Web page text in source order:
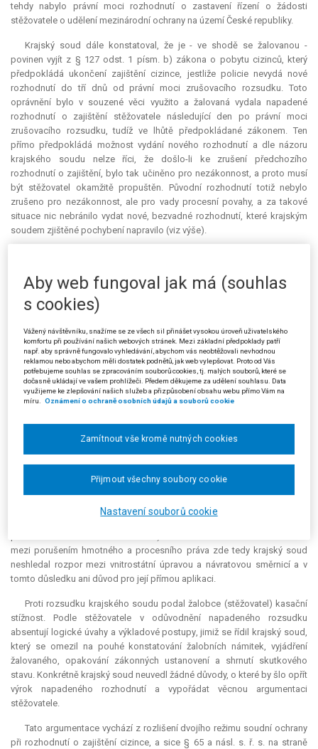
tehdy nabylo právní moci rozhodnutí o zastavení řízení o žádosti
stěžovatele o udělení mezinárodní ochrany na území České republiky.
Krajský soud dále konstatoval, že je - ve shodě se žalovanou -
povinen vyjít z § 127 odst. 1 písm. b) zákona o pobytu cizinců, který
předpokládá ukončení zajištění cizince, jestliže policie nevydá nové
rozhodnutí do tří dnů od právní moci zrušovacího rozsudku. Toto
oprávnění bylo v souzené věci využito a žalovaná vydala napadené
rozhodnutí o zajištění stěžovatele následující den po právní moci
zrušovacího rozsudku, tudíž ve lhůtě předpokládané zákonem. Ten
přímo předpokládá možnost vydání nového rozhodnutí a dle názoru
krajského soudu nelze říci, že došlo-li ke zrušení předchozího
rozhodnutí o zajištění, bylo tak učiněno pro nezákonnost, a proto musí
být stěžovatel okamžitě propuštěn. Původní rozhodnutí totiž nebylo
zrušeno pro nezákonnost, ale pro vady procesní povahy, a za takové
situace nic nebránilo vydat nové, bezvadné rozhodnutí, které krajským
soudem zjištěné pochybení napravilo (viz výše).
dvou skupin. Rozhodnutí lze zrušit jednak pro nezákonnost, jednak pro
procesní vady. Nezákonností je nutno rozumět porušení hmotněprávních
předpisů, které však v daném případě krajský soud neshledal, a zjištěné
vady procesní povahy pak umožnily žalovanému vydat ve lhůtě tří dnů
nové rozhodnutí. Tento postup je podle názoru krajského soudu v
souladu se zákonnou normou a nikterak se nepříčí ani čl. 5 odst. 4
Úmluvy o ochraně lidských práv a základních svobod (č. 209/1992 Sb.,
dále jen "Úmluva"), ani čl. 15 odst. 2 směrnice Evropského parlamentu a
Rady 2008/115/ES o společných normách a postupech v členských
třetích zemí.
původního rozhodnutí o zajištění stěžovatele nedošlo pro nezákonnost,
ale pro procesní vady, a k jejich nápravě je § 127 odst. 1 písm. b) zákona
o pobytu cizinců použitelný; ostatně stěžovatel se svou žalobou proti
původnímu rozhodnutí o zajištění ani nedovolával toho, že by zákonné
mezi porušením hmotného a procesního práva zde tedy krajský soud
neshledal rozpor mezi vnitrostátní úpravou a návratovou směrnicí a v
tomto důsledku ani důvod pro její přímou aplikaci.
Proti rozsudku krajského soudu podal žalobce (stěžovatel) kasační
stížnost. Podle stěžovatele v odůvodnění napadeného rozsudku
absentují logické úvahy a výkladové postupy, jimiž se řídil krajský soud,
který se omezil na pouhé konstatování žalobních námitek, vyjádření
žalovaného, opakování zákonných ustanovení a shrnutí skutkového
stavu. Konkrétně krajský soud neuvedl žádné důvody, o které by šlo opřít
výrok napadeného rozhodnutí a vypořádat věcnou argumentaci
stěžovatele.
Tato argumentace vychází z rozlišení dvojího režimu soudní ochrany
při rozhodnutí o zajištění cizince, a sice § 65 a násl. s. ř. s. na straně
Aby web fungoval jak má (souhlas
s cookies)
Vážený návštěvníku, snažíme se ze všech sil přinášet vysokou úroveň uživatelského
komfortu při používání našich webových stránek. Mezi základní předpoklady patří
např. aby správně fungovalo vyhledávání, abychom vás neobtěžovali nevhodnou
reklamou nebo abychom měli dostatek podnětů, jak web vylepšovat. Proto od Vás
potřebujeme souhlas se zpracováním souborů cookies, tj. malých souborů, které se
dočasně ukládají ve vašem prohlížeči. Předem děkujeme za udělení souhlasu. Data
využijeme ke zlepšování našich služeb a přizpůsobení obsahu webu přímo Vám na
míru. Oznámení o ochraně osobních údajů a souborů cookie
Nastavení souborů cookie
Zamítnout vše kromě nutných cookies
Přijmout všechny soubory cookie